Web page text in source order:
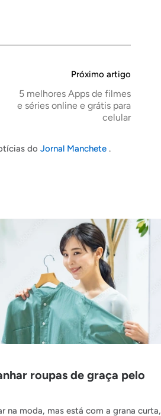
Próximo artigo
5 melhores Apps de filmes
e séries online e grátis para
celular
do Jornal Manchete .
roupas de graça pelo
na moda, mas está com a grana curta,